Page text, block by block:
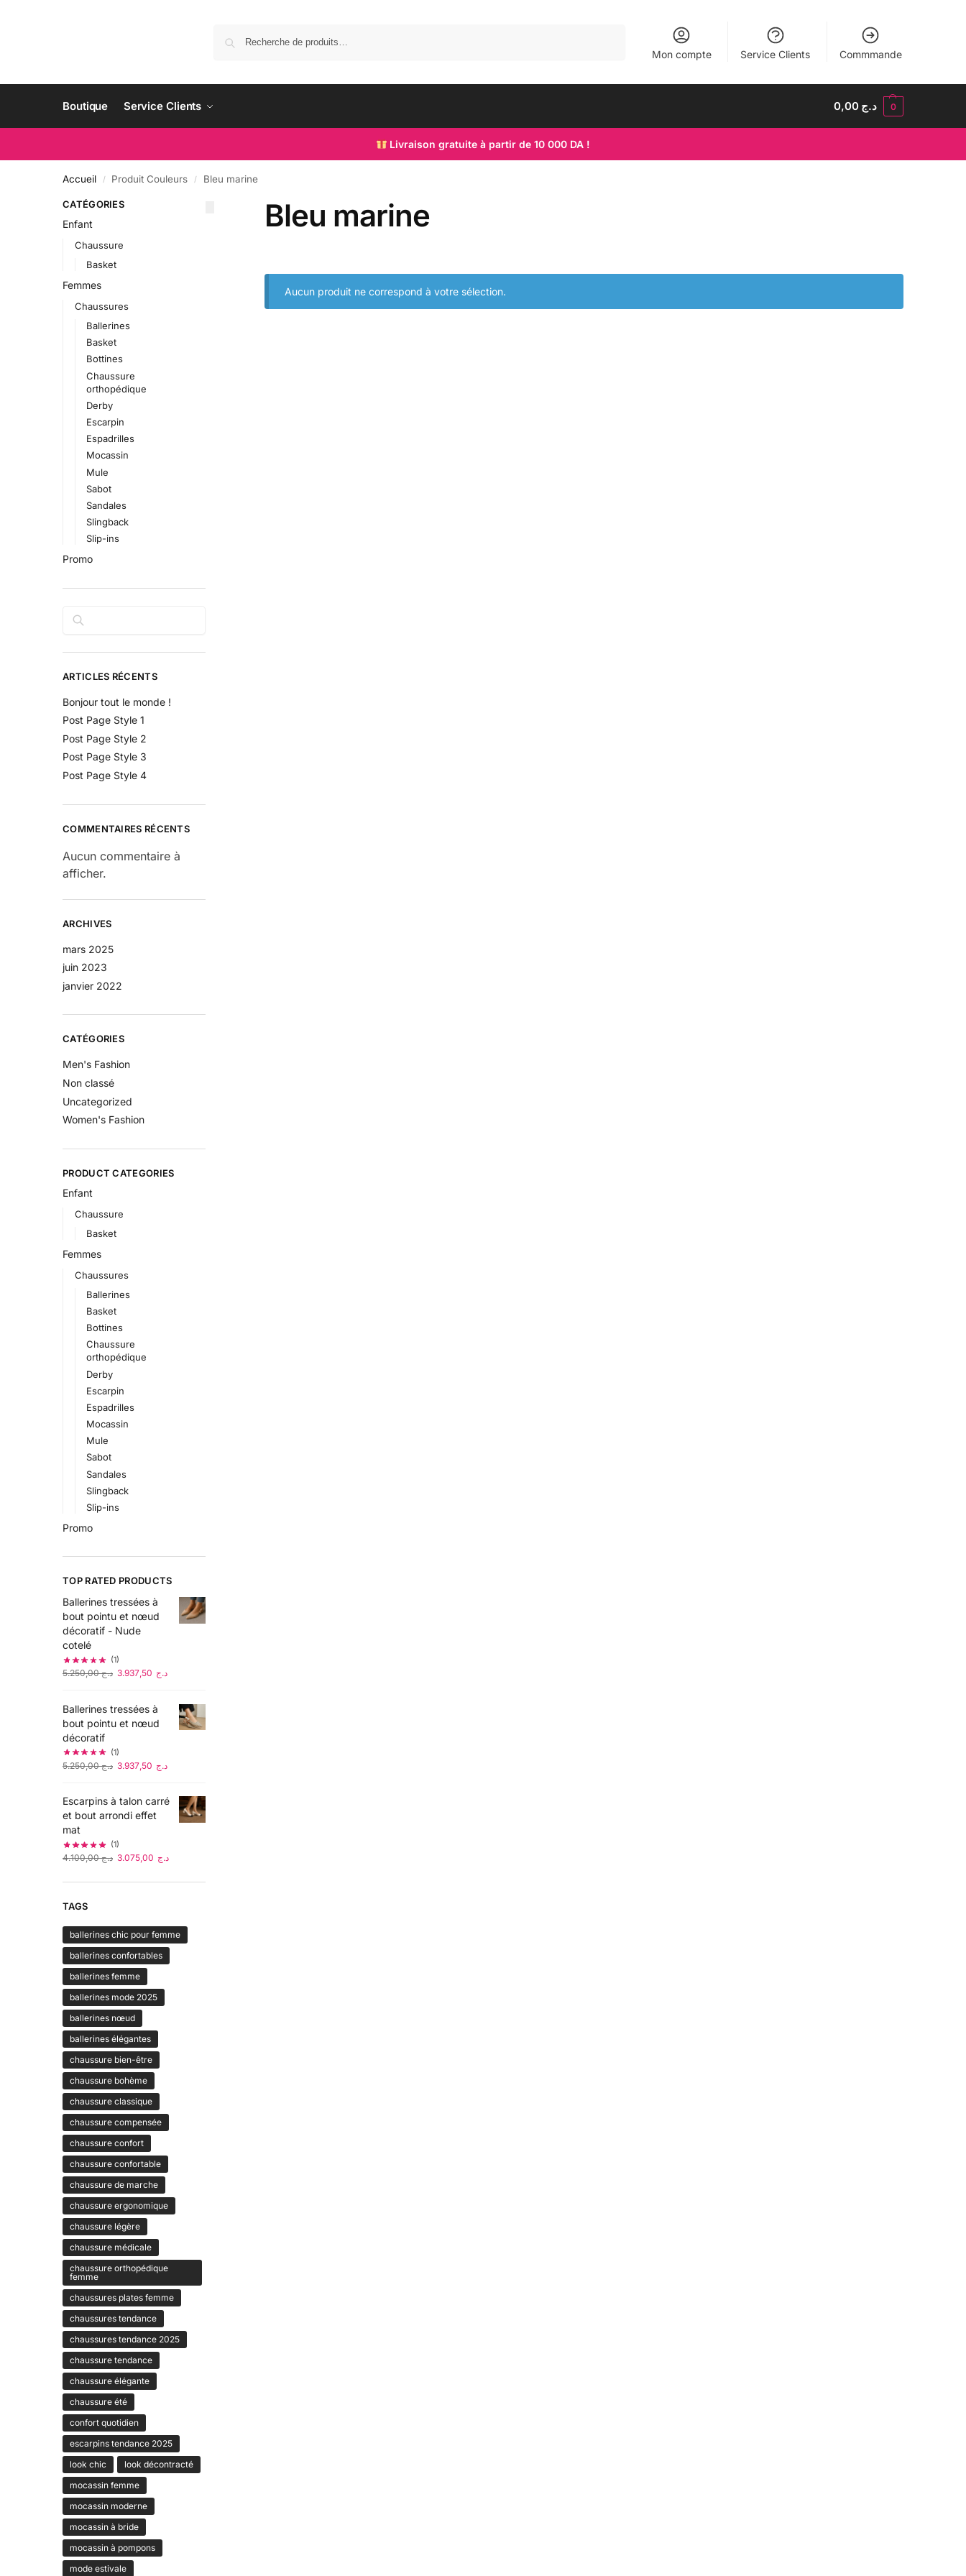
Mon compte Service Clients Commmande
Boutique Service Clients د.ج 0,00 0
Livraison gratuite à partir de 10 000 DA !
Accueil / Produit Couleurs / Bleu marine
Bleu marine
Aucun produit ne correspond à votre sélection.
CATÉGORIES
Enfant
Chaussure
Basket
Femmes
Chaussures
Ballerines
Basket
Bottines
Chaussure
orthopédique
Derby
Escarpin
Espadrilles
Mocassin
Mule
Sabot
Sandales
Slingback
Slip-ins
Promo
ARTICLES RÉCENTS
Bonjour tout le monde !
Post Page Style 1
Post Page Style 2
Post Page Style 3
Post Page Style 4
COMMENTAIRES RÉCENTS
Aucun commentaire à
afficher.
ARCHIVES
mars 2025
juin 2023
janvier 2022
CATÉGORIES
Men's Fashion
Non classé
Uncategorized
Women's Fashion
PRODUCT CATEGORIES
Enfant
Chaussure
Basket
Femmes
Chaussures
Ballerines
Basket
Bottines
Chaussure
orthopédique
Derby
Escarpin
Espadrilles
Mocassin
Mule
Sabot
Sandales
Slingback
Slip-ins
Promo
TOP RATED PRODUCTS
Ballerines tressées à
bout pointu et nœud
décoratif - Nude
cotelé
(1)
د.ج5.250,00 د.ج
Ballerines tressées à
bout pointu et nœud
décoratif
(1)
د.ج5.250,00 د.ج
Escarpins à talon carré
et bout arrondi effet
mat
(1)
د.ج4.100,00 د.ج
TAGS
ballerines chic pour femme
ballerines confortables
ballerines femme
ballerines mode 2025
ballerines nœud
ballerines élégantes
chaussure bien-être
chaussure bohème
chaussure classique
chaussure compensée
chaussure confort
chaussure confortable
chaussure de marche
chaussure ergonomique
chaussure légère
chaussure médicale
chaussure orthopédique
femme
chaussures plates femme
chaussures tendance
chaussures tendance 2025
chaussure tendance
chaussure élégante
chaussure été
confort quotidien
escarpins tendance 2025
look chic
look décontracté
mocassin femme
mocassin moderne
mocassin à bride
mocassin à pompons
mode estivale